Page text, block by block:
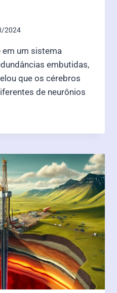
2024
um sistema
embutidas,
que os cérebros
de neurônios